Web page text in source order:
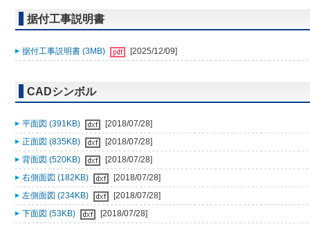
据付工事説明書
据付工事説明書 (3MB) [2025/12/09]
CADシンボル
平面図 (391KB)
[2018/07/28]
正面図 (835KB)
[2018/07/28]
背面図 (520KB)
[2018/07/28]
右側面図 (182KB)
[2018/07/28]
左側面図 (234KB)
[2018/07/28]
下面図 (53KB)
[2018/07/28]